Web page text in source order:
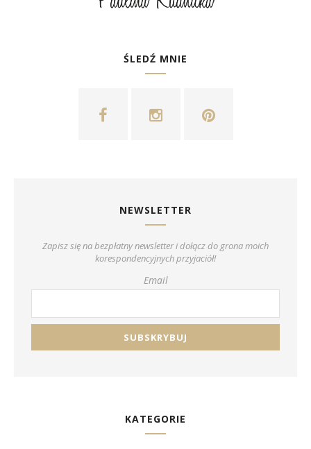
ŚLEDŹ MNIE
NEWSLETTER
Zapisz się na bezpłatny newsletter i dołącz do grona moich
korespondencyjnych przyjaciół!
Email
KATEGORIE